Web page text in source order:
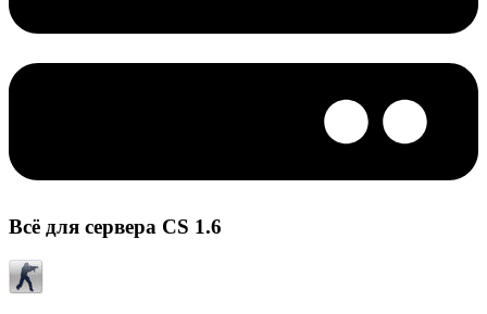
Всё для сервера CS 1.6